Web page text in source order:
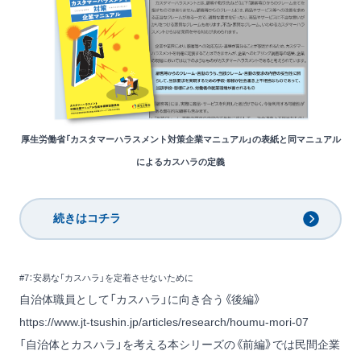
厚生労働省「カスタマーハラスメント対策企業マニュアル」の表紙と同マニュアル
によるカスハラの定義
続きはコチラ
#7：安易な「カスハラ」を定着させないために
自治体職員として「カスハラ」に向き合う《後編》
https://www.jt-tsushin.jp/articles/research/houmu-mori-07
「自治体とカスハラ」を考える本シリーズの《前編》では民間企業